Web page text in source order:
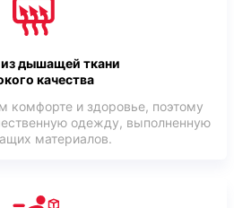
дышащей ткани
качества
комфорте и здоровье, поэтому
одежду, выполненную
материалов.